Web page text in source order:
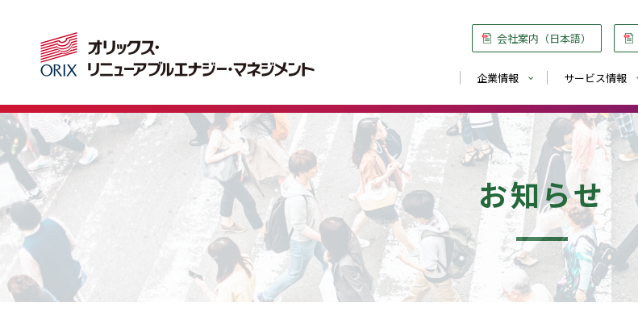
企業情報 サービス情報
会社案内（日本語）
お知らせ